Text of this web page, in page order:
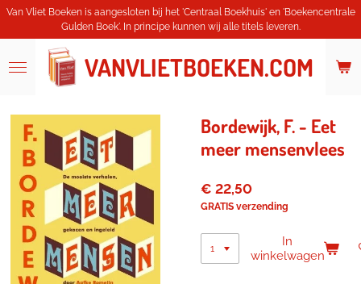
Ga
hoofdinhoud
VANVLIETBOEKEN.COM
Van Vliet Boeken is aangesloten bij het 'Centraal Boekhuis' en 'Boekencentrale
Gulden Boek'. In principe kunnen wij alle titels leveren.
Bordewijk, F. - Eet
meer mensenvlees
€ 22,50
GRATIS verzending
In
winkelwagen